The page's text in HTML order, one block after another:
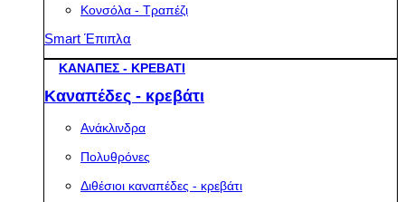
Κονσόλα - Τραπέζι
Smart Έπιπλα
ΚΑΝΑΠΕΣ - ΚΡΕΒΑΤΙ
Καναπέδες - κρεβάτι
Ανάκλινδρα
Πολυθρόνες
Διθέσιοι καναπέδες - κρεβάτι